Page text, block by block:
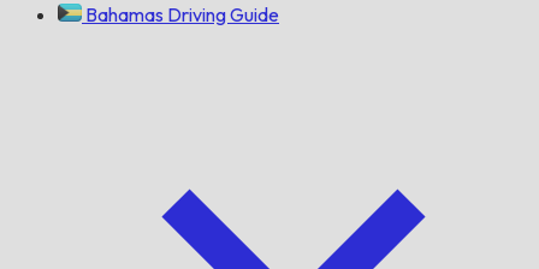
Bahamas Driving Guide